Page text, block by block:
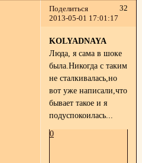
Поделиться
32
2013-05-01 17:01:17
KOLYADNAYA
Люда, я сама в шоке
была.Никогда с таким
не сталкивалась,но
вот уже написали,что
бывает такое и я
подуспокоилась...
0